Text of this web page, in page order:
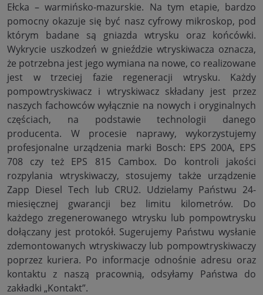
Ełcka – warmińsko-mazurskie. Na tym etapie, bardzo
pomocny okazuje się być nasz cyfrowy mikroskop, pod
którym badane są gniazda wtrysku oraz końcówki.
Wykrycie uszkodzeń w gnieździe wtryskiwacza oznacza,
że potrzebna jest jego wymiana na nowe, co realizowane
jest w trzeciej fazie regeneracji wtrysku. Każdy
pompowtryskiwacz i wtryskiwacz składany jest przez
naszych fachowców wyłącznie na nowych i oryginalnych
częściach, na podstawie technologii danego
producenta. W procesie naprawy, wykorzystujemy
profesjonalne urządzenia marki Bosch: EPS 200A, EPS
708 czy też EPS 815 Cambox. Do kontroli jakości
rozpylania wtryskiwaczy, stosujemy także urządzenie
Zapp Diesel Tech lub CRU2. Udzielamy Państwu 24-
miesięcznej gwarancji bez limitu kilometrów. Do
każdego zregenerowanego wtrysku lub pompowtrysku
dołączany jest protokół. Sugerujemy Państwu wysłanie
zdemontowanych wtryskiwaczy lub pompowtryskiwaczy
poprzez kuriera. Po informacje odnośnie adresu oraz
kontaktu z naszą pracownią, odsyłamy Państwa do
zakładki „Kontakt”.